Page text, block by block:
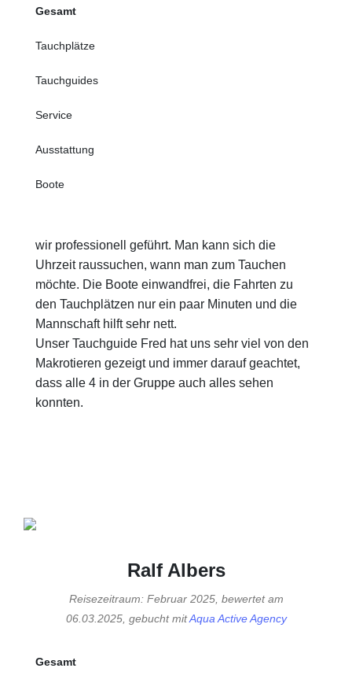
Gesamt
Tauchplätze
Tauchguides
Service
Ausstattung
Boote
wir professionell geführt. Man kann sich die
Uhrzeit raussuchen, wann man zum Tauchen
möchte. Die Boote einwandfrei, die Fahrten zu
den Tauchplätzen nur ein paar Minuten und die
Mannschaft hilft sehr nett.
Unser Tauchguide Fred hat uns sehr viel von den
Makrotieren gezeigt und immer darauf geachtet,
dass alle 4 in der Gruppe auch alles sehen
konnten.
Ralf Albers
Reisezeitraum: Februar 2025, bewertet am
06.03.2025, gebucht mitAqua Active Agency
Gesamt